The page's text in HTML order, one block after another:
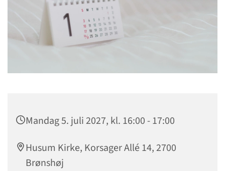
Mandag 5. juli 2027, kl. 16:00 - 17:00
Husum Kirke, Korsager Allé 14, 2700
Brønshøj